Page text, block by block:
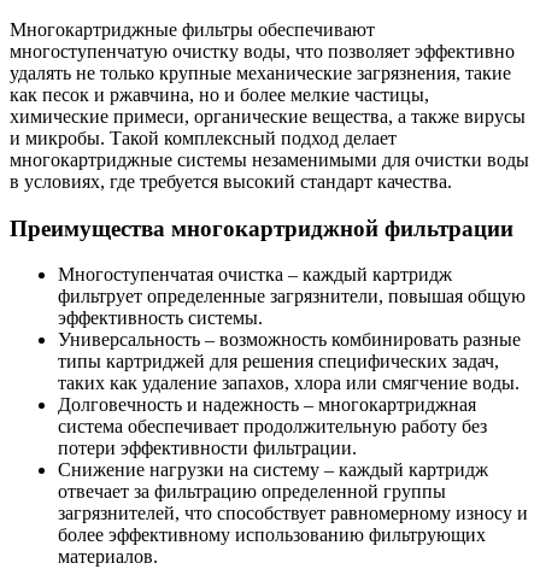
Многокартриджные фильтры обеспечивают
многоступенчатую очистку воды, что позволяет эффективно
удалять не только крупные механические загрязнения, такие
как песок и ржавчина, но и более мелкие частицы,
химические примеси, органические вещества, а также вирусы
и микробы. Такой комплексный подход делает
многокартриджные системы незаменимыми для очистки воды
в условиях, где требуется высокий стандарт качества.
Преимущества многокартриджной фильтрации
Многоступенчатая очистка – каждый картридж
фильтрует определенные загрязнители, повышая общую
эффективность системы.
Универсальность – возможность комбинировать разные
типы картриджей для решения специфических задач,
таких как удаление запахов, хлора или смягчение воды.
Долговечность и надежность – многокартриджная
система обеспечивает продолжительную работу без
потери эффективности фильтрации.
Снижение нагрузки на систему – каждый картридж
отвечает за фильтрацию определенной группы
загрязнителей, что способствует равномерному износу и
более эффективному использованию фильтрующих
материалов.